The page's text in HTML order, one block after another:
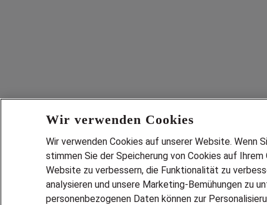
Wir verwenden Cookies
Wir verwenden Cookies auf unserer Website. Wenn
stimmen Sie der Speicherung von Cookies auf
Website zu verbessern, die Funktionalität zu
analysieren und unsere Marketing-Bemühungen zu
personenbezogenen Daten können zur